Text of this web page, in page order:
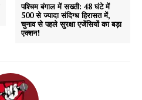
पश्चिम बंगाल में सख्ती: 48 घंटे में
500 से ज्यादा संदिग्ध हिरासत में,
चुनाव से पहले सुरक्षा एजेंसियों का बड़ा
एक्शन!